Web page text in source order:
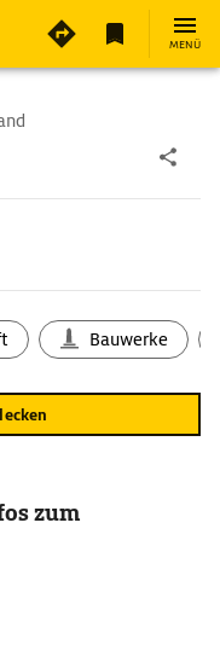
MENÜ
Bauwerke
zum